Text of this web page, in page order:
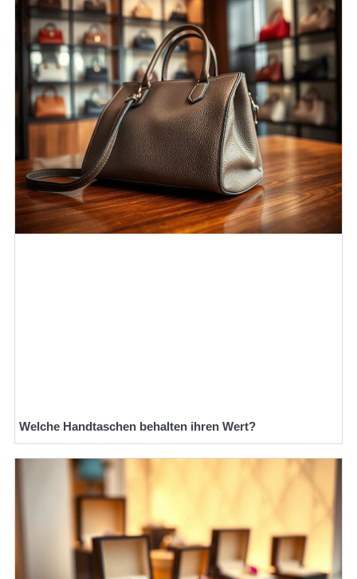
Welche Handtaschen behalten ihren Wert?